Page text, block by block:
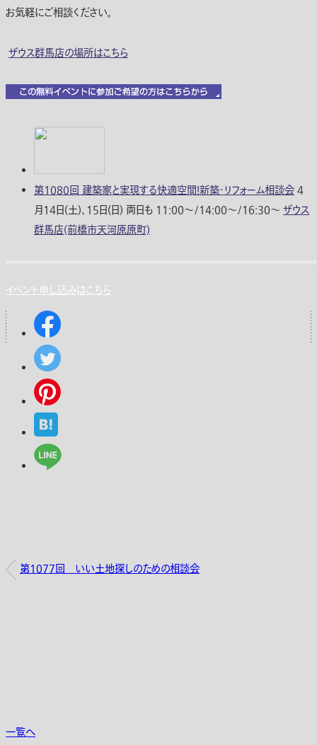
お気軽にご相談ください。
ザウス群馬店の場所はこちら
第1080回 建築家と実現する快適空間！新築・リフォーム相談会4
月14日(土)、15日(日) 両日も 11:00〜/14:00〜/16:30〜 ザウス
群馬店(前橋市天河原原町)
イベント申し込みはこちら
第1077回 いい土地探しのための相談会
一覧へ